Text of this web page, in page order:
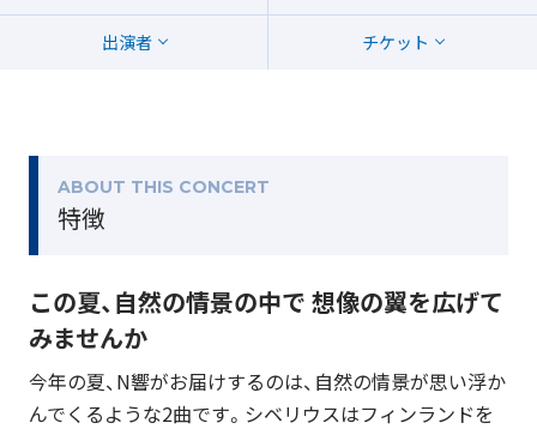
出演者 チケット
ABOUT THIS CONCERT
特徴
この夏、自然の情景の中で 想像の翼を広げて
みませんか
今年の夏、N響がお届けするのは、自然の情景が思い浮か
んでくるような2曲です。シベリウスはフィンランドを